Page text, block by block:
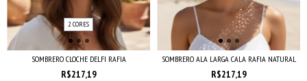
2 CORES
SOMBRERO CLOCHE DELFI RAFIA
R$217,19
SOMBRERO ALA LARGA CALA RAFIA NATURAL
R$217,19